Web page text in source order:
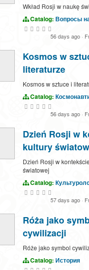
Wkład Rosji w naukę
Catalog: Вопросы
56 days ago ·
Kosmos w
literaturze
Kosmos w sztuce i
Catalog:
56 days ago ·
Dzień Rosji w
kultury
Dzień Rosji w
światowej
Catalog:
57 days ago ·
Róża jako
cywilizacji
Róże jako symbol
Catalog: История